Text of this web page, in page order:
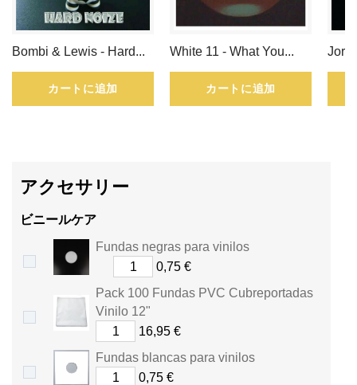
イ
ン
カ
合
さ
ま
Bombi & Lewis - Hard...
カートに追加
White 11 - What You...
カートに追加
アクセサリー
ビニールケア
Fundas negras para vinilos
0,75 €
Pack 100 Fundas PVC Cubreportadas
Vinilo 12"
16,95 €
Fundas blancas para vinilos
0,75 €